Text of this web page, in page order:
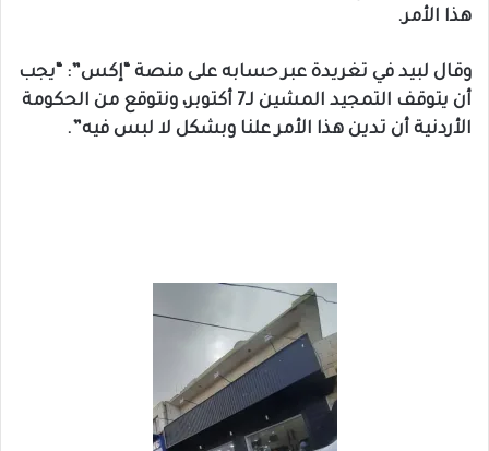
هذا الأمر.
وقال لبيد في تغريدة عبر حسابه على منصة “إكس”: “يجب
أن يتوقف التمجيد المشين لـ7 أكتوبر، ونتوقع من الحكومة
الأردنية أن تدين هذا الأمر علنا وبشكل لا لبس فيه”.